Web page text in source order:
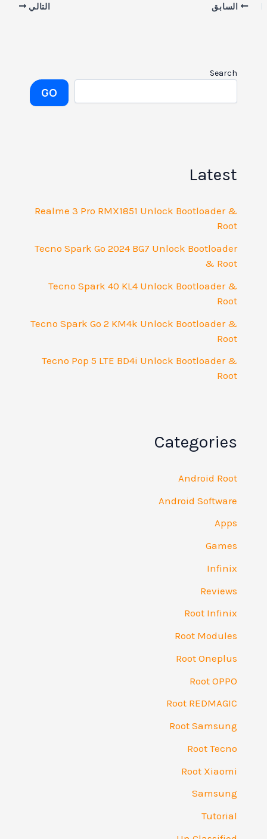
السابق التالي
Search
GO
Latest
Realme 3 Pro RMX1851 Unlock Bootloader &
Root
Tecno Spark Go 2024 BG7 Unlock Bootloader
& Root
Tecno Spark 40 KL4 Unlock Bootloader &
Root
Tecno Spark Go 2 KM4k Unlock Bootloader &
Root
Tecno Pop 5 LTE BD4i Unlock Bootloader &
Root
Categories
Android Root
Android Software
Apps
Games
Infinix
Reviews
Root Infinix
Root Modules
Root Oneplus
Root OPPO
Root REDMAGIC
Root Samsung
Root Tecno
Root Xiaomi
Samsung
Tutorial